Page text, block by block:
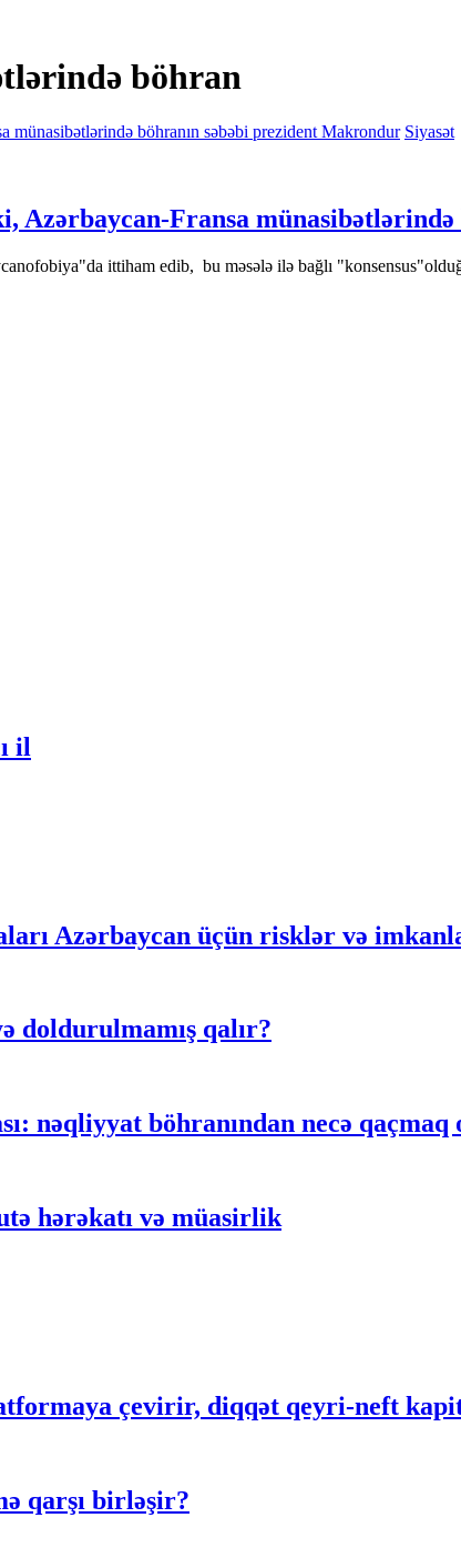
böhran
Siyasət
Azərbaycan-Fransa
ittiham edib, bu məsələ ilə bağlı
il
Azərbaycan üçün risklər və
doldurulmamış qalır?
nəqliyyat böhranından necə qaçmaq
hərəkatı və müasirlik
çevirir, diqqət qeyri-neft
qarşı birləşir?